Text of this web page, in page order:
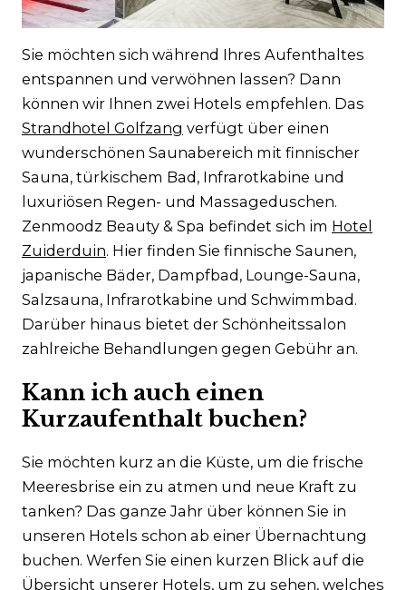
Sie möchten sich während Ihres Aufenthaltes
entspannen und verwöhnen lassen? Dann
können wir Ihnen zwei Hotels empfehlen. Das
Strandhotel Golfzang verfügt über einen
wunderschönen Saunabereich mit finnischer
Sauna, türkischem Bad, Infrarotkabine und
luxuriösen Regen- und Massageduschen.
Zenmoodz Beauty & Spa befindet sich im Hotel
Zuiderduin. Hier finden Sie finnische Saunen,
japanische Bäder, Dampfbad, Lounge-Sauna,
Salzsauna, Infrarotkabine und Schwimmbad.
Darüber hinaus bietet der Schönheitssalon
zahlreiche Behandlungen gegen Gebühr an.
Kann ich auch einen
Kurzaufenthalt buchen?
Sie möchten kurz an die Küste, um die frische
Meeresbrise ein zu atmen und neue Kraft zu
tanken? Das ganze Jahr über können Sie in
unseren Hotels schon ab einer Übernachtung
buchen. Werfen Sie einen kurzen Blick auf die
Übersicht unserer Hotels, um zu sehen, welches